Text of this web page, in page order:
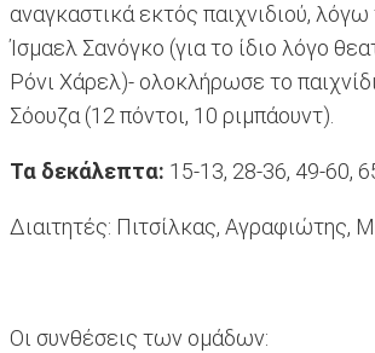
αναγκαστικά εκτός παιχνιδιού,
Ίσμαελ Σανόγκο (για το ίδιο λόγο
Ρόνι Χάρελ)- ολοκλήρωσε το
Σόουζα (12 πόντοι, 10 ριμπάουντ).
Τα δεκάλεπτα: 15-13, 28-36, 49-60,
Διαιτητές: Πιτσίλκας, Αγραφιώτης,
Οι συνθέσεις των ομάδων: